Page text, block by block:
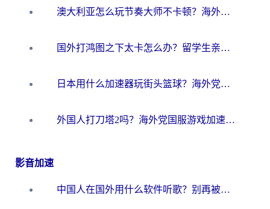
澳大利亚怎么玩节奏大师不卡顿？海外党国服游戏加速终极指南
国外打鸿图之下太卡怎么办？留学生亲测有效的国服游戏加速方案
日本用什么加速器玩街头篮球？海外党国服游戏不卡顿的终极攻略
外国人打刀塔2吗？海外党国服游戏加速避坑全攻略
影音加速
中国人在国外用什么软件听歌？别再被地域限制卡脖子，这篇教你轻松解锁国内音乐库